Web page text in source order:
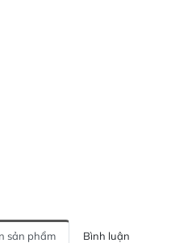
sản phẩm Bình luận